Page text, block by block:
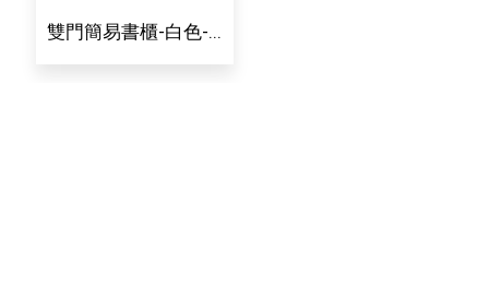
雙門簡易書櫃-白色-...